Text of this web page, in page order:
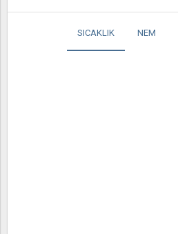
SICAKLIK NEM